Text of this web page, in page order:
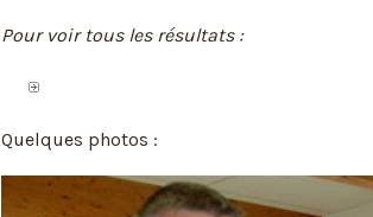
Pour voir tous les résultats :
Quelques photos :